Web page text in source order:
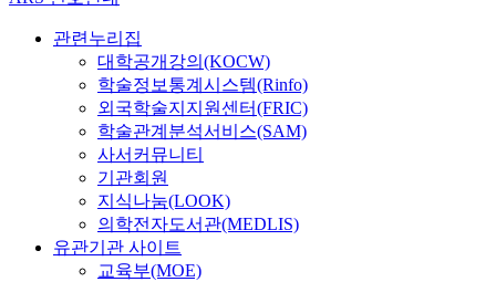
관련누리집
대학공개강의(KOCW)
학술정보통계시스템(Rinfo)
외국학술지지원센터(FRIC)
학술관계분석서비스(SAM)
사서커뮤니티
기관회원
지식나눔(LOOK)
의학전자도서관(MEDLIS)
유관기관 사이트
교육부(MOE)